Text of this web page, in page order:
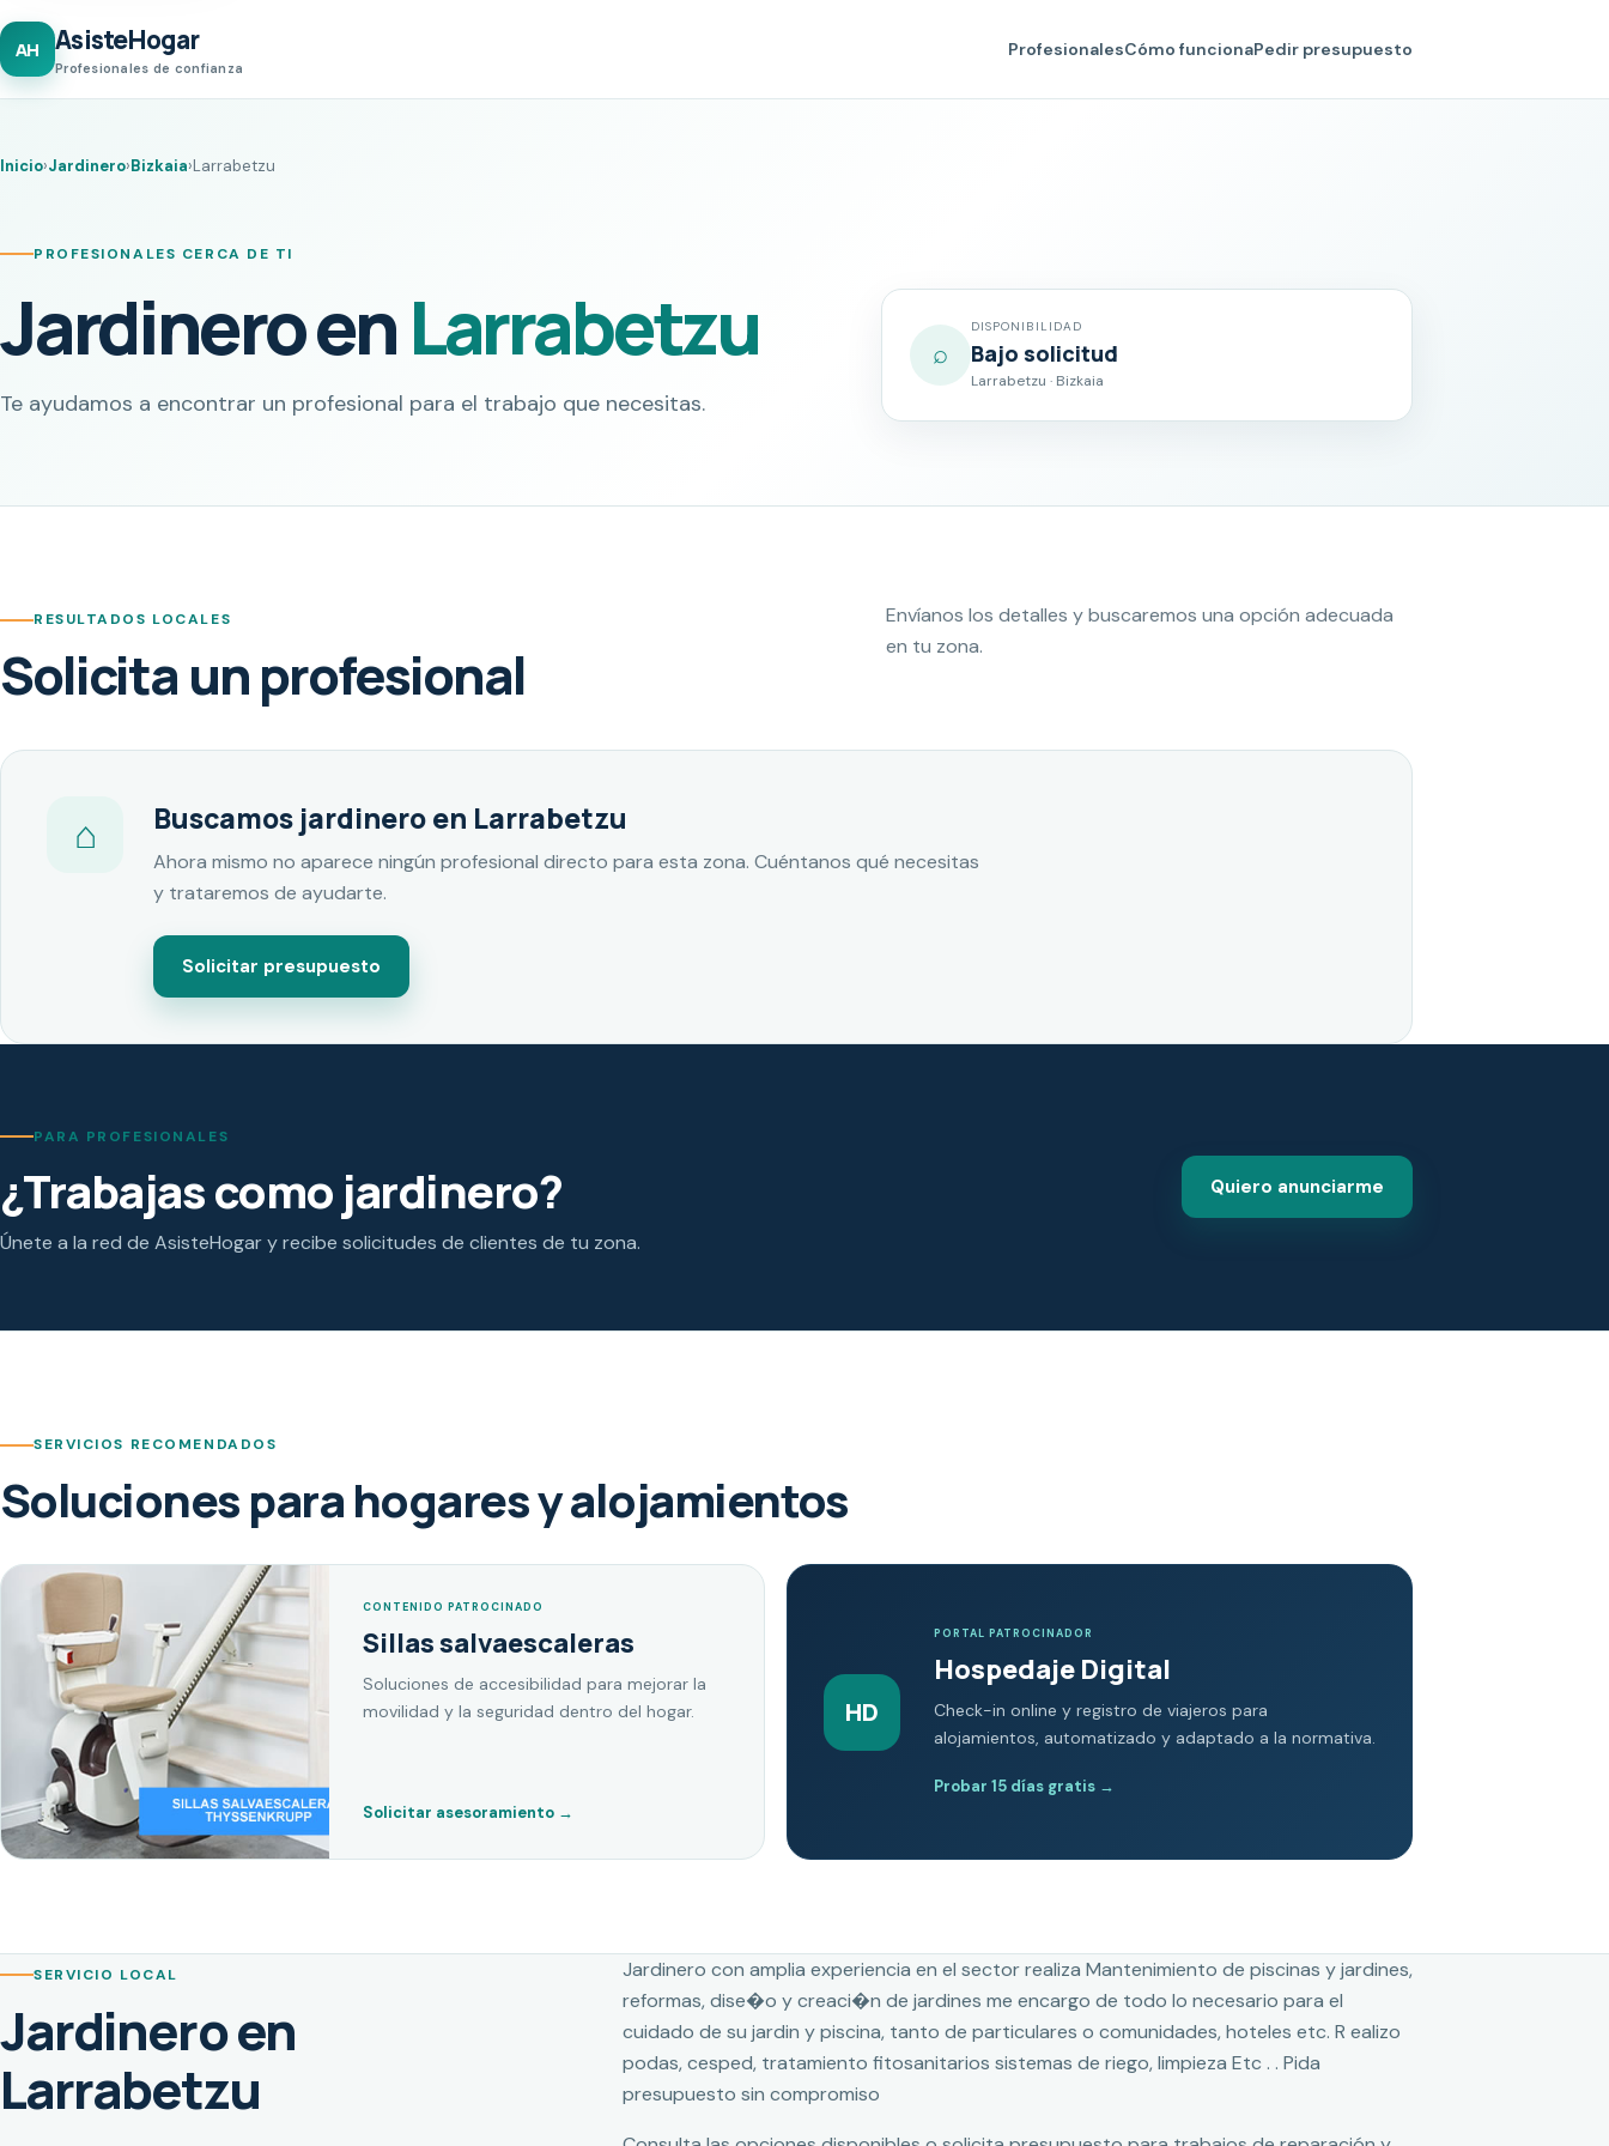
AH AsisteHogar
Profesionales de confianza
ProfesionalesCómo funcionaPedir presupuesto
Inicio›Jardinero›Bizkaia›Larrabetzu
PROFESIONALES CERCA DE TI
Jardinero enLarrabetzu
Te ayudamos a encontrar un profesional para el trabajo que necesitas.
⌕
DISPONIBILIDAD
Bajo solicitud
Larrabetzu · Bizkaia
RESULTADOS LOCALES
Solicita un profesional
Envíanos los detalles y buscaremos una opción adecuada
en tu zona.
⌂ Buscamos jardinero en Larrabetzu
Ahora mismo no aparece ningún profesional directo para esta zona. Cuéntanos qué necesitas
y trataremos de ayudarte.
Solicitar presupuesto
PARA PROFESIONALES
¿Trabajas como jardinero?
Únete a la red de AsisteHogar y recibe solicitudes de clientes de tu zona.
Quiero anunciarme
SERVICIOS RECOMENDADOS
Soluciones para hogares y alojamientos
CONTENIDO PATROCINADO
Sillas salvaescaleras
Soluciones de accesibilidad para mejorar la
movilidad y la seguridad dentro del hogar.
Solicitar asesoramiento →
HD
PORTAL PATROCINADOR
Hospedaje Digital
Check-in online y registro de viajeros para
alojamientos, automatizado y adaptado a la normativa.
Probar 15 días gratis →
SERVICIO LOCAL
Jardinero en
Larrabetzu
Jardinero con amplia experiencia en el sector realiza Mantenimiento de piscinas y jardines,
reformas, dise�o y creaci�n de jardines me encargo de todo lo necesario para el
cuidado de su jardin y piscina, tanto de particulares o comunidades, hoteles etc. R ealizo
podas, cesped, tratamiento fitosanitarios sistemas de riego, limpieza Etc . . Pida
presupuesto sin compromiso